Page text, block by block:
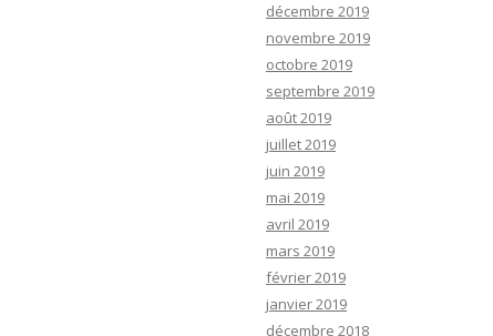
décembre 2019
novembre 2019
octobre 2019
septembre 2019
août 2019
juillet 2019
juin 2019
mai 2019
avril 2019
mars 2019
février 2019
janvier 2019
décembre 2018